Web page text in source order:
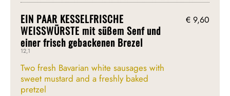
EIN PAAR KESSELFRISCHE
WEISSWÜRSTE mit süßem Senf und
einer frisch gebackenen Brezel
12,1
Two fresh Bavarian white sausages with
sweet mustard and a freshly baked
pretzel
€ 9,60